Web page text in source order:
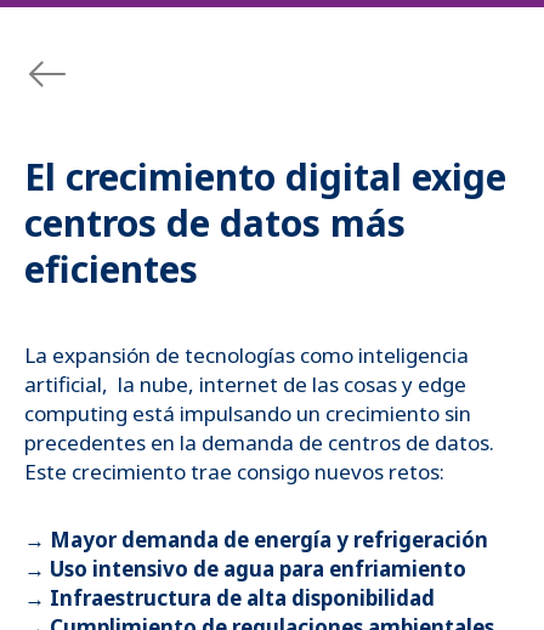
El crecimiento digital exige
centros de datos más
eficientes
La expansión de tecnologías como inteligencia
artificial, la nube, internet de las cosas y edge
computing está impulsando un crecimiento sin
precedentes en la demanda de centros de datos.
Este crecimiento trae consigo nuevos retos:
→ Mayor demanda de energía y refrigeración
→ Uso intensivo de agua para enfriamiento
→ Infraestructura de alta disponibilidad